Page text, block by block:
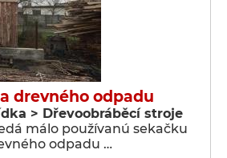
drevného odpadu
> Dřevoobráběcí stroje
málo používanú sekačku
odpadu …